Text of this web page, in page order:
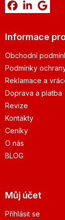
Informace
Obchodní
Podmínky
Reklamace a
Doprava a platba
Revize
Kontakty
Ceníky
O nás
BLOG
Můj účet
Přihlásit se